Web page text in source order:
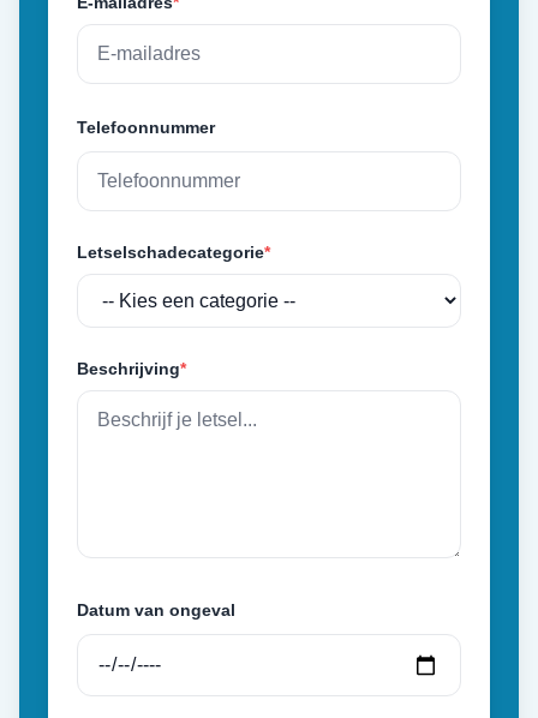
Telefoonnummer
Letselschadecategorie*
Beschrijving*
Datum van ongeval